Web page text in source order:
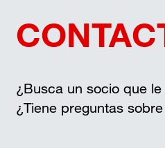
¿Busca un socio que
¿Tiene preguntas